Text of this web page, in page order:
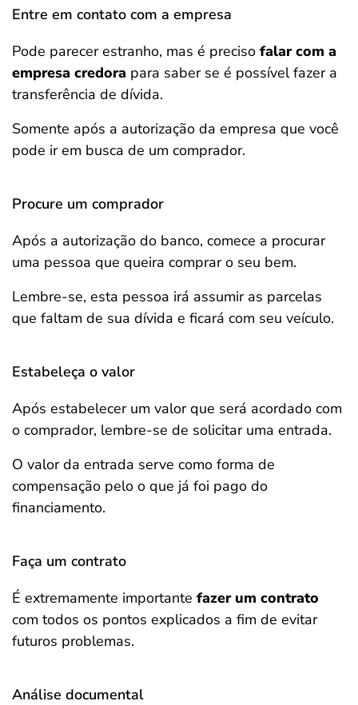
Entre em contato com a empresa
Pode parecer estranho, mas é preciso falar com a
empresa credora para saber se é possível fazer a
transferência de dívida.
Somente após a autorização da empresa que você
pode ir em busca de um comprador.
Procure um comprador
Após a autorização do banco, comece a procurar
uma pessoa que queira comprar o seu bem.
Lembre-se, esta pessoa irá assumir as parcelas
que faltam de sua dívida e ficará com seu veículo.
Estabeleça o valor
Após estabelecer um valor que será acordado com
o comprador, lembre-se de solicitar uma entrada.
O valor da entrada serve como forma de
compensação pelo o que já foi pago do
financiamento.
Faça um contrato
É extremamente importante fazer um contrato
com todos os pontos explicados a fim de evitar
futuros problemas.
Análise documental